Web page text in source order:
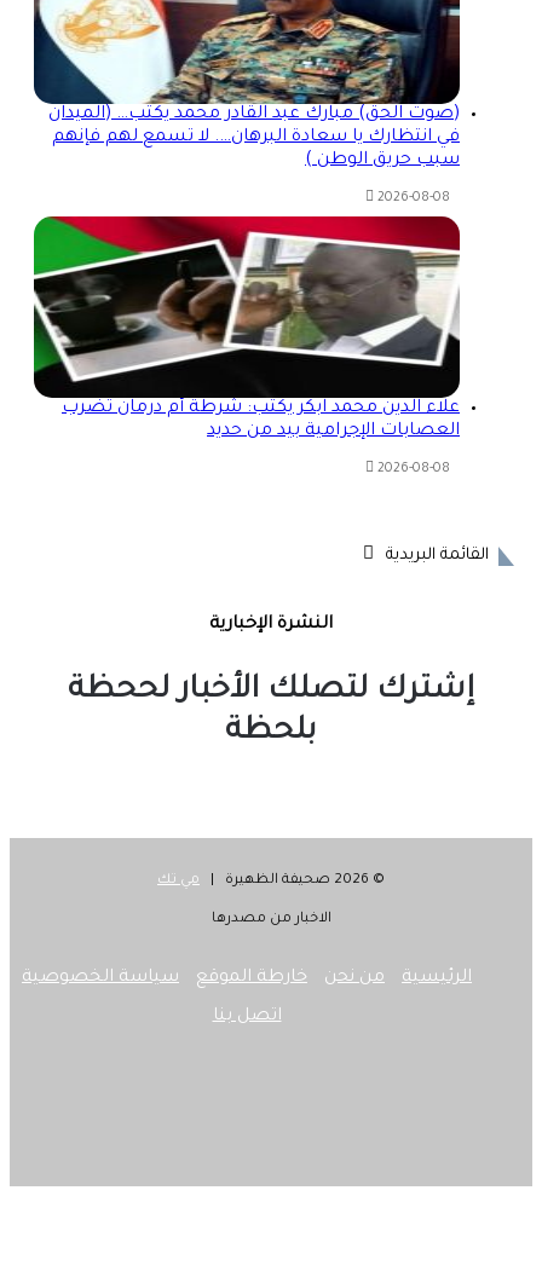
(صوت الحق) مبارك عبد القادر محمد يكتب… (الميدان
في انتظارك يا سعادة البرهان…. لا تسمع لهم فإنهم
سبب حريق الوطن )
2026-08-08
علاء الدين محمد ابكر يكتب: شرطة أم درمان تضرب
العصابات الإجرامية بيد من حديد
2026-08-08
القائمة البريدية
النشرة الإخبارية
إشترك لتصلك الأخبار لححظة
بلحظة
مي تك
الاخبار من مصدرها
الرئيسية من نحن خارطة الموقع
سياسة الخصوصية
اتصل بنا